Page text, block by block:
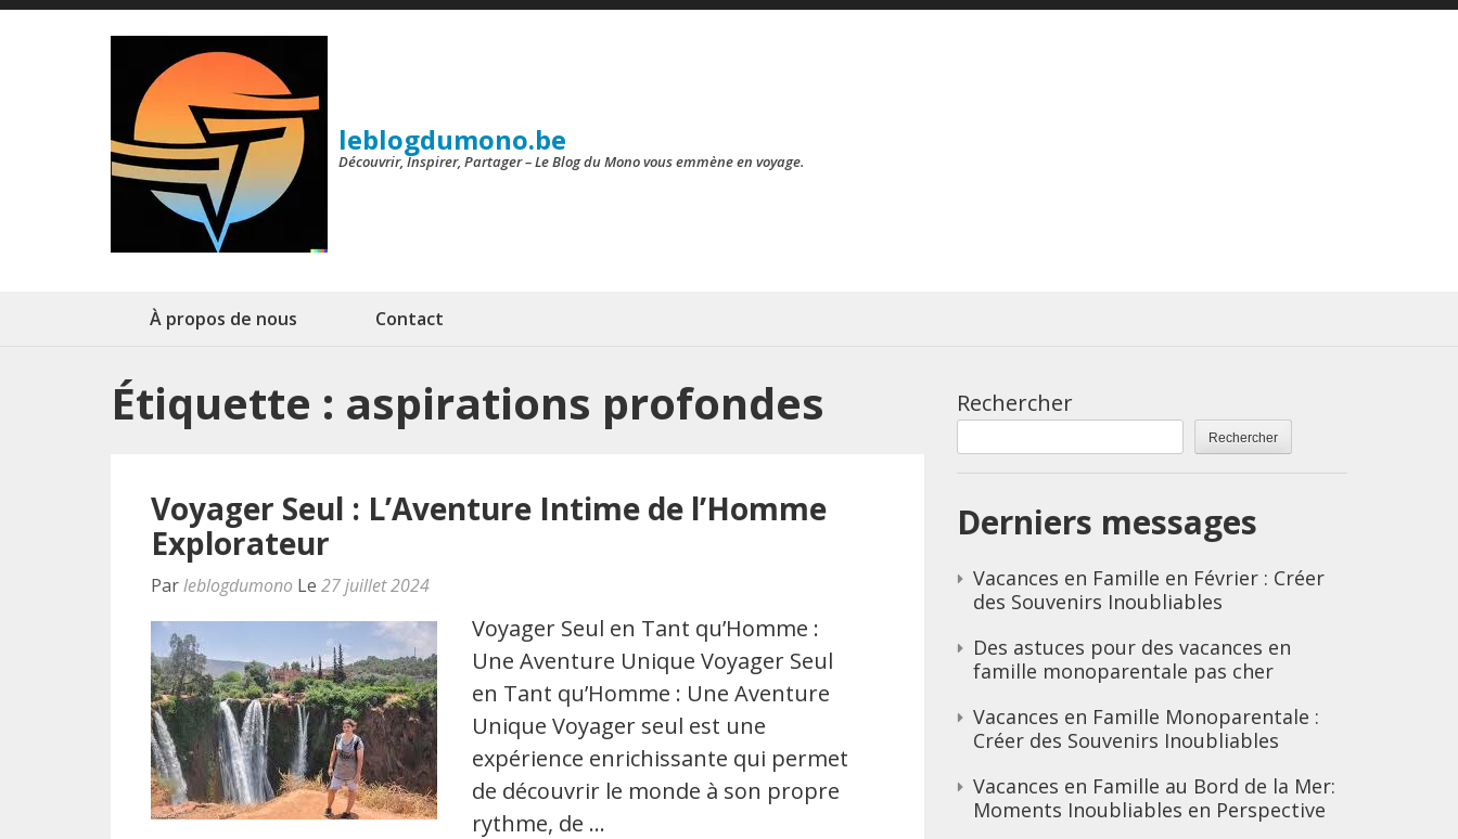
Aller
leblogdumono.be
Découvrir, Inspirer, Partager – Le Blog du Mono vous emmène en voyage.
À propos de nous Contact
Étiquette : aspirations profondes
Voyager Seul : L’Aventure Intime de l’Homme
Explorateur
Parleblogdumono Le 27 juillet 2024
Voyager Seul en Tant qu’Homme :
Une Aventure Unique Voyager Seul
en Tant qu’Homme : Une Aventure
Unique Voyager seul est une
expérience enrichissante qui permet
de découvrir le monde à son propre
rythme, de …
Rechercher
Rechercher
Derniers messages
Vacances en Famille en Février : Créer
des Souvenirs Inoubliables
Des astuces pour des vacances en
famille monoparentale pas cher
Vacances en Famille Monoparentale :
Créer des Souvenirs Inoubliables
Vacances en Famille au Bord de la Mer:
Moments Inoubliables en Perspective